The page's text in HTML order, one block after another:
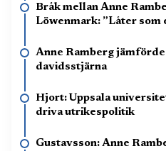
Bråk mellan Anne
Löwenmark: ”Låter som
Anne Ramberg
davidsstjärna
Hjort: Uppsala
driva utrikespolitik
Gustavsson: Anne